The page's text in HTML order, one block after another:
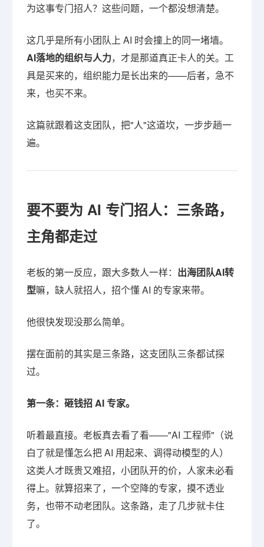
为这事专门招人？这些问题，一个都没想清楚。
这几乎是所有小团队上 AI 时会撞上的同一堵墙。
AI落地的组织与人力，才是那道真正卡人的关。工
具是买来的，组织能力是长出来的——后者，急不
来，也买不来。
这篇就跟着这支团队，把"人"这道坎，一步步趟一
遍。
要不要为 AI 专门招人：三条路，
主角都走过
老板的第一反应，跟大多数人一样： 出海团队AI转
型嘛，缺人就招人，招个懂 AI 的专家来带。
他很快发现没那么简单。
摆在面前的其实是三条路，这支团队三条都试探
过。
第一条：砸钱招 AI 专家。
听着最直接。老板真去看了看——"AI 工程师"（说
白了就是懂怎么把 AI 用起来、调得动模型的人）
这类人才既贵又难招，小团队开的价，人家未必看
得上。就算招来了，一个空降的专家，摸不透业
务，也带不动老团队。这条路，走了几步就卡住
了。